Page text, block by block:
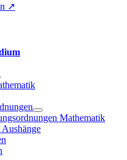
↗
Mathematik